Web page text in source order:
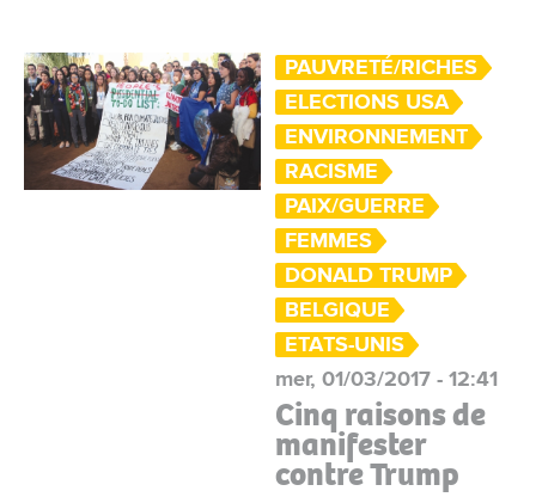
PAUVRETÉ/RICHES
ELECTIONS USA
ENVIRONNEMENT
RACISME
PAIX/GUERRE
FEMMES
DONALD TRUMP
BELGIQUE
ETATS-UNIS
mer, 01/03/2017 - 12:41
Cinq raisons de
manifester
contre Trump